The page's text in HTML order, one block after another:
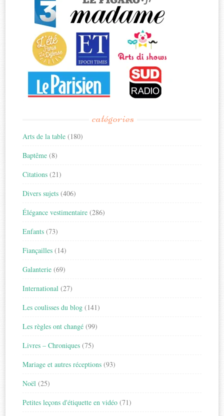
catégories
Arts de la table (180)
Baptême (8)
Citations (21)
Divers sujets (406)
Élégance vestimentaire (286)
Enfants (73)
Fiançailles (14)
Galanterie (69)
International (27)
Les coulisses du blog (141)
Les règles ont changé (99)
Livres – Chroniques (75)
Mariage et autres réceptions (93)
Noël (25)
Petites leçons d'étiquette en vidéo (71)